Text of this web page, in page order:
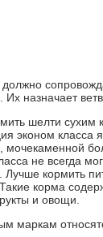
назначает
шелти сухим
эконом класса
мочекаменной
не всегда
Лучше кормить
корма
и овощи.
маркам